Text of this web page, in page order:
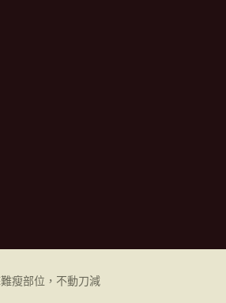
瘦部位，不動刀減